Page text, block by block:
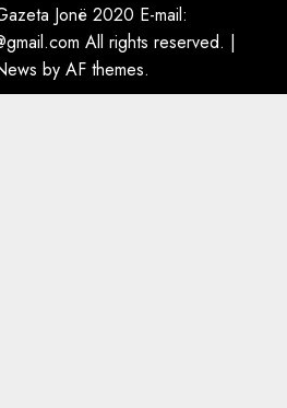
Jonë 2020 E-mail:
All rights reserved. |
by AF themes.